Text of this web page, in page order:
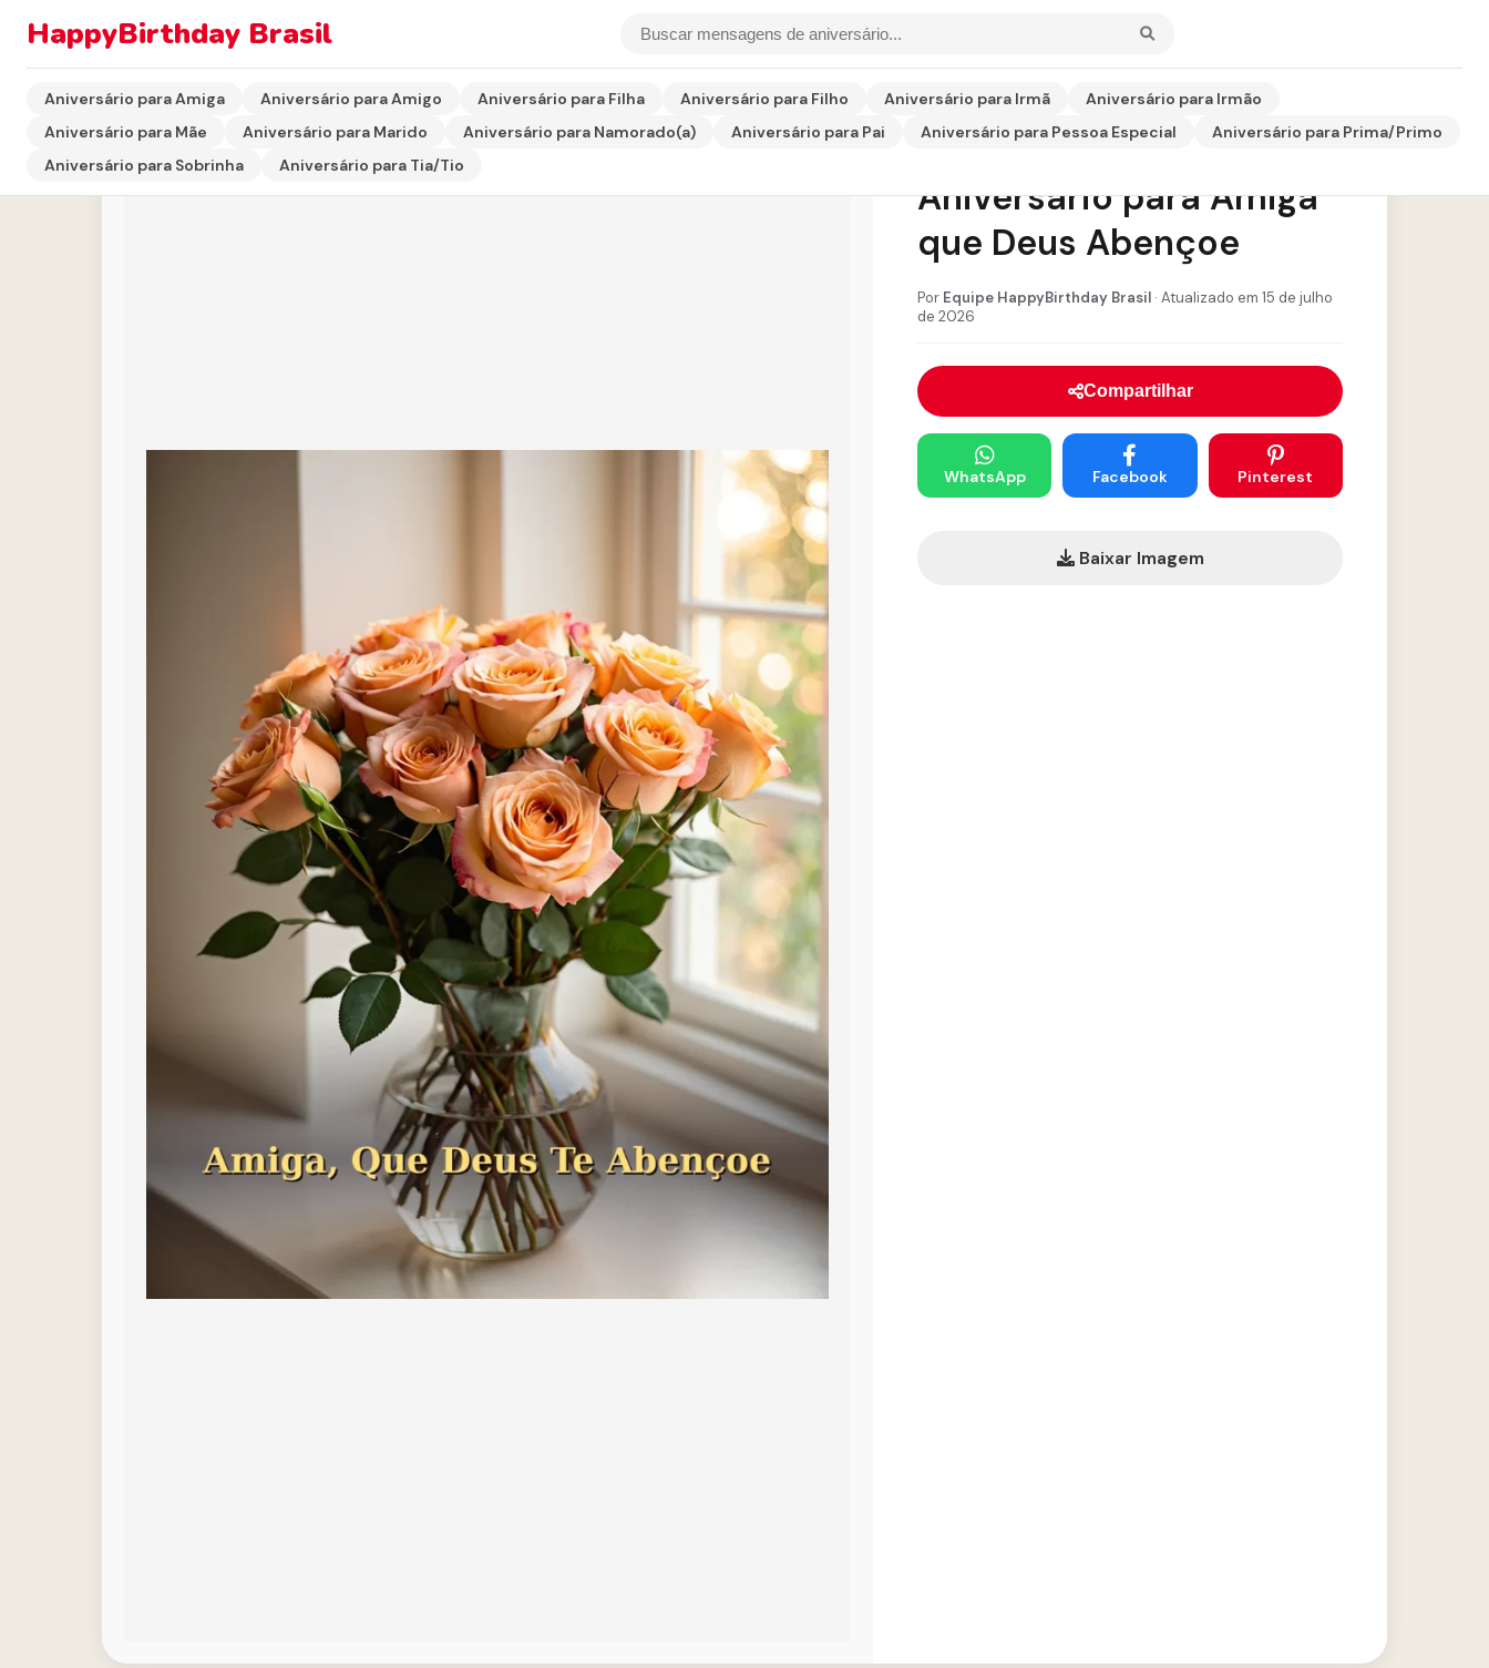
HappyBirthday Brasil
Aniversário para Amiga Aniversário para Amigo Aniversário para Filha Aniversário para Filho Aniversário para Irmã
Aniversário para Irmão
Aniversário para Mãe
Aniversário para Marido Aniversário para Namorado(a) Aniversário para Pai Aniversário para Pessoa Especial
Aniversário para Prima/Primo
Aniversário para Sobrinha
Aniversário para Tia/Tio
Mensagem de
Aniversário para Amiga
que Deus Abençoe
Por Equipe HappyBirthday Brasil · Atualizado em 15 de julho
de 2026
Compartilhar
WhatsApp Facebook Pinterest
Baixar Imagem